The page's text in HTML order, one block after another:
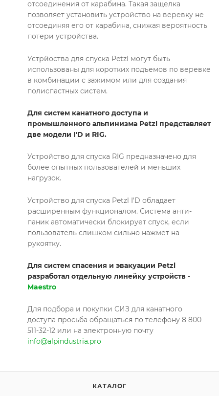
отсоединения от карабина. Такая защелка
позволяет установить устройство на веревку не
отсоединяя его от карабина, снижая вероятность
потери устройства.
Устрйоства для спуска Petzl могут быть
использованы для коротких подъемов по веревке
в комбинации с зажимом или для создания
полиспастных систем.
Для систем канатного доступа и
промышленного альпинизма Petzl представляет
две модели I'D и RIG.
Устройство для спуска RIG предназначено для
более опытных пользователей и меньших
нагрузок.
Устройство для спуска Petzl I'D обладает
расширенным функционалом. Система анти-
паник автоматически блокирует спуск, если
пользователь слишком сильно нажмет на
рукоятку.
Для систем спасения и эвакуации Petzl
разработал отдельную линейку устройств -
Maestro
Для подбора и покупки СИЗ для канатного
доступа просьба обращаться по телефону 8 800
511-32-12 или на электронную почту
info@alpindustria.pro
КАТАЛОГ